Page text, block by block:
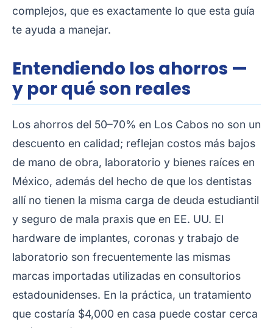
complejos, que es exactamente lo que esta guía
te ayuda a manejar.
Entendiendo los ahorros —
y por qué son reales
Los ahorros del 50–70% en Los Cabos no son un
descuento en calidad; reflejan costos más bajos
de mano de obra, laboratorio y bienes raíces en
México, además del hecho de que los dentistas
allí no tienen la misma carga de deuda estudiantil
y seguro de mala praxis que en EE. UU. El
hardware de implantes, coronas y trabajo de
laboratorio son frecuentemente las mismas
marcas importadas utilizadas en consultorios
estadounidenses. En la práctica, un tratamiento
que costaría $4,000 en casa puede costar cerca